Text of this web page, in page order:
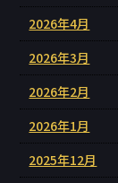
2026年4月
2026年3月
2026年2月
2026年1月
2025年12月